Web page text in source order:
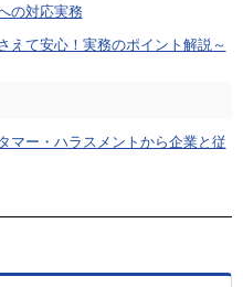
の対応実務
えて安心！実務のポイント解説～
マー・ハラスメントから企業と従